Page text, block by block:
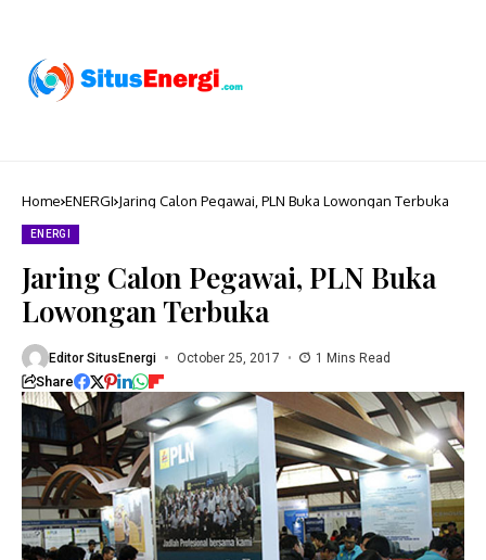
Home ENERGI Jaring Calon Pegawai, PLN Buka Lowongan Terbuka
ENERGI
Jaring Calon Pegawai, PLN Buka
Lowongan Terbuka
Editor SitusEnergi October 25, 2017 1 Mins Read
Share